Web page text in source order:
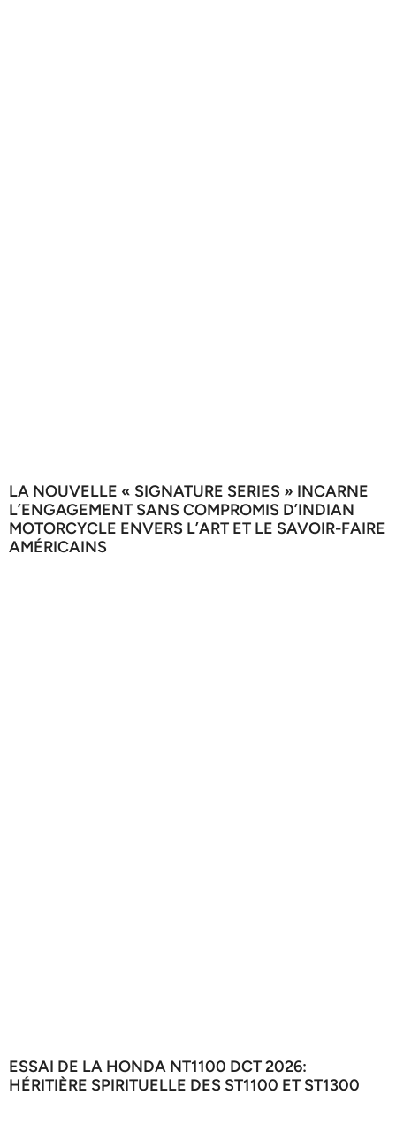
LA NOUVELLE « SIGNATURE SERIES » INCARNE
L’ENGAGEMENT SANS COMPROMIS D’INDIAN
MOTORCYCLE ENVERS L’ART ET LE SAVOIR-FAIRE
AMÉRICAINS
ESSAI DE LA HONDA NT1100 DCT 2026:
HÉRITIÈRE SPIRITUELLE DES ST1100 ET ST1300